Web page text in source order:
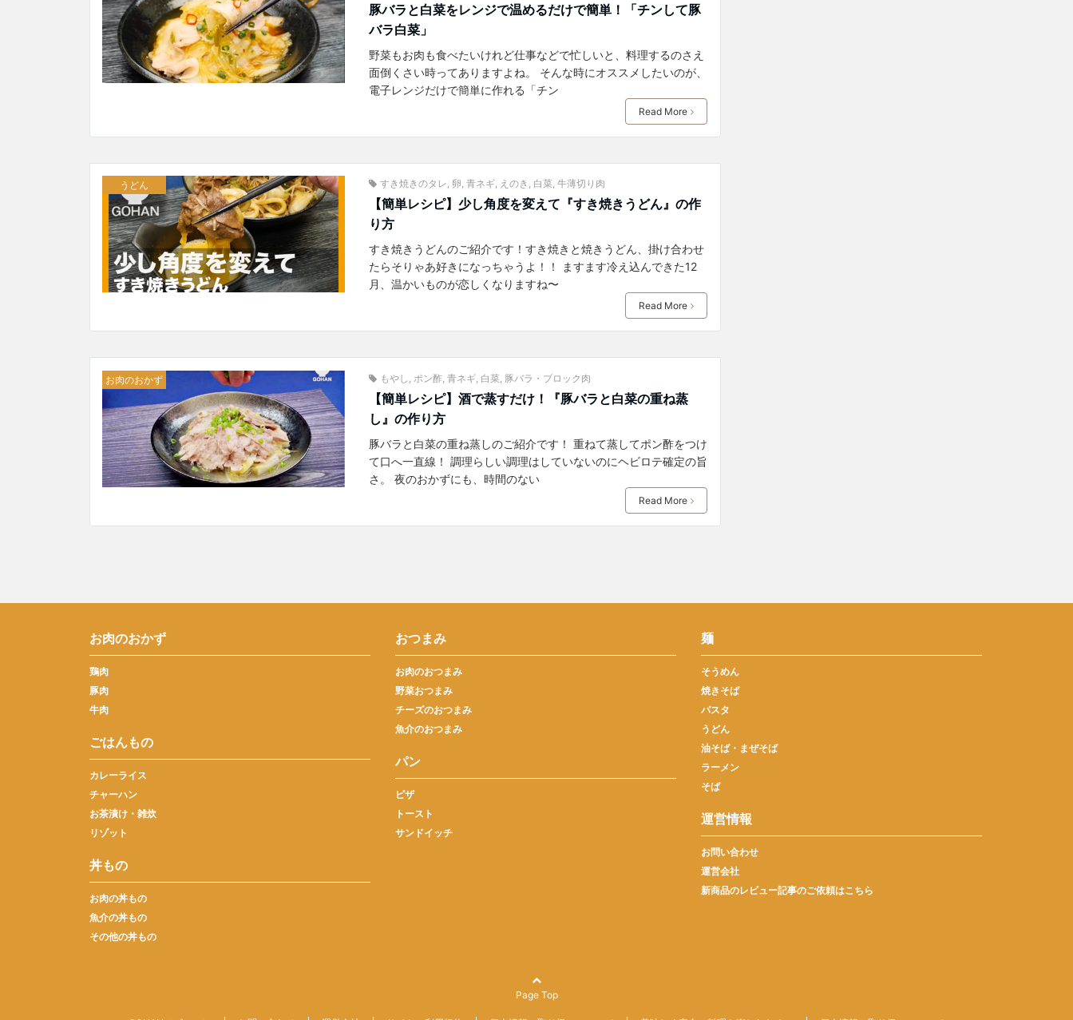
豚バラと白菜をレンジで温めるだけで簡単！「チンして豚
バラ白菜」
野菜もお肉も食べたいけれど仕事などで忙しいと、料理するのさえ
面倒くさい時ってありますよね。 そんな時にオススメしたいのが、
電子レンジだけで簡単に作れる「チン
Read More
うどん すき焼きのタレ, 卵, 青ネギ, えのき , 白菜, 牛薄切り肉
【簡単レシピ】少し角度を変えて『すき焼きうどん』の作
り方
すき焼きうどんのご紹介です！すき焼きと焼きうどん、掛け合わせ
たらそりゃあ好きになっちゃうよ！！ ますます冷え込んできた12
月、温かいものが恋しくなりますね〜
Read More
お肉のおかず もやし ポン酢, 青ネギ, 白菜, 豚バラ・ブロック肉
【簡単レシピ】酒で蒸すだけ！『豚バラと白菜の重ね蒸
し』の作り方
豚バラと白菜の重ね蒸しのご紹介です！ 重ねて蒸してポン酢をつけ
て口へ一直線！ 調理らしい調理はしていないのにヘビロテ確定の旨
さ。 夜のおかずにも、時間のない
Read More
お肉のおかず
鶏肉
豚肉
牛肉
ごはんもの
カレーライス
チャーハン
お茶漬け・雑炊
リゾット
丼もの
お肉の丼もの
魚介の丼もの
その他の丼もの
おつまみ
お肉のおつまみ
野菜おつまみ
チーズのおつまみ
魚介のおつまみ
パン
ピザ
トースト
サンドイッチ
麺
そうめん
焼きそば
パスタ
うどん
油そば・まぜそば
ラーメン
そば
運営情報
お問い合わせ
運営会社
新商品のレビュー記事のご依頼はこちら
Page Top